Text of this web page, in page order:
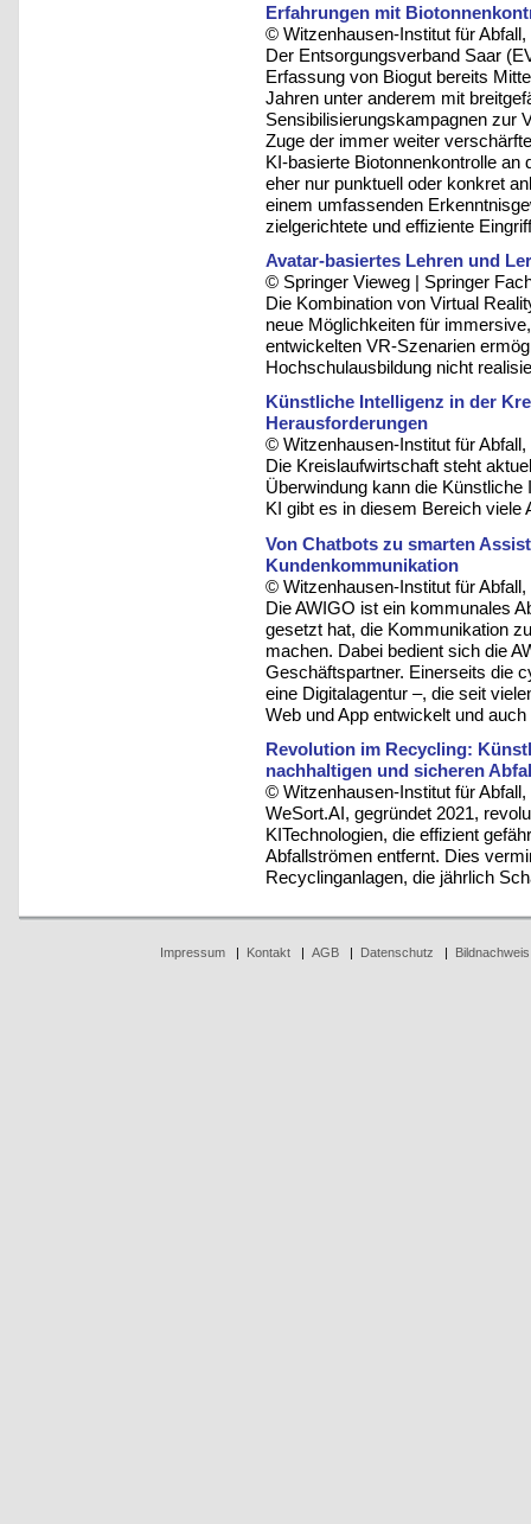
Erfahrungen mit
© Witzenhausen-Institut für
Der Entsorgungsverband Saar
Erfassung von Biogut bereits
Jahren unter anderem mit
Sensibilisierungskampagnen zur
Zuge der immer weiter
KI-basierte Biotonnenkontrolle
eher nur punktuell oder konkret
einem umfassenden
zielgerichtete und effiziente
Avatar-basiertes Lehren und
© Springer Vieweg | Springer
Die Kombination von Virtual
neue Möglichkeiten für
entwickelten VR-Szenarien
Hochschulausbildung nicht
Künstliche Intelligenz in der
Herausforderungen
© Witzenhausen-Institut für
Die Kreislaufwirtschaft steht
Überwindung kann die
KI gibt es in diesem Bereich viele
Von Chatbots zu smarten
Kundenkommunikation
© Witzenhausen-Institut für
Die AWIGO ist ein kommunales
gesetzt hat, die Kommunikation
machen. Dabei bedient sich die
Geschäftspartner. Einerseits die
eine Digitalagentur –, die seit
Web und App entwickelt und
Revolution im Recycling:
nachhaltigen und sicheren
© Witzenhausen-Institut für
WeSort.AI, gegründet 2021,
KITechnologien, die effizient
Abfallströmen entfernt. Dies
Recyclinganlagen, die jährlich
Impressum| Kontakt| AGB| Datenschutz Bildnachweis